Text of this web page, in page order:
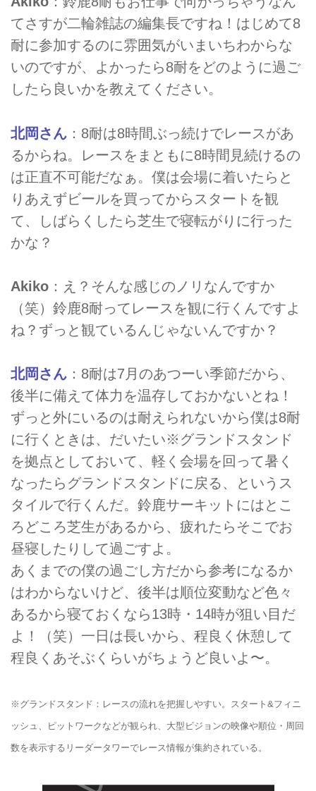
てさすが二輪雑誌の編集長ですね！はじめて8
耐に参加するのに雰囲気がいまいちわからな
いのですが、よかったら8耐をどのように過ご
したら良いかを教えてください。
北岡さん ：8耐は8時間ぶっ続けでレースがあ
るからね。レースをまともに8時間見続けるの
は正直不可能だなぁ。僕は会場に着いたらと
りあえずビールを買ってからスタートを観
て、しばらくしたら芝生で寝転がりに行った
かな？
Akiko ：え？そんな感じのノリなんですか
（笑）鈴鹿8耐ってレースを観に行くんですよ
ね？ずっと観ているんじゃないんですか？
北岡さん ：8耐は7月のあつーい季節だから、
後半に備えて体力を温存しておかないとね！
ずっと外にいるのは耐えられないから僕は8耐
に行くときは、だいたい※グランドスタンド
を拠点としておいて、軽く会場を回って暑く
なったらグランドスタンドに戻る、というス
タイルで行くんだ。鈴鹿サーキットにはとこ
ろどころ芝生があるから、疲れたらそこでお
昼寝したりして過ごすよ。
あくまでの僕の過ごし方だから参考になるか
はわからないけど、後半は順位変動など色々
あるから寝ておくなら13時・14時が狙い目だ
よ！（笑）一日は長いから、程良く休憩して
程良くあそぶくらいがちょうど良いよ〜。
※グランドスタンド：レースの流れを把握しやすい。スタート&フィニ
ッシュ、ピットワークなどが観られ、大型ビジョンの映像や順位・周回
数を表示するリーダータワーでレース情報が集約されている。